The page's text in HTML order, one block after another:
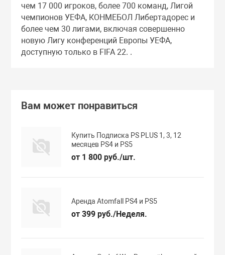
чем 17 000 игроков, более 700 команд, Лигой
чемпионов УЕФА, КОНМЕБОЛ Либертадорес и
более чем 30 лигами, включая совершенно
новую Лигу конференций Европы УЕФА,
доступную только в FIFA 22. .
Вам может понравиться
Купить Подписка PS PLUS 1, 3, 12
месяцев PS4 и PS5
от 1 800 руб./шт.
Аренда Atomfall PS4 и PS5
от 399 руб./Неделя.